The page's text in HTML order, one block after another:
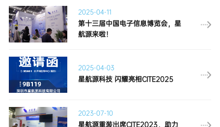
2025-04-11
航源来啦！
2025-04-03
星航源科技 闪耀亮相CITE2025
2023-07-10